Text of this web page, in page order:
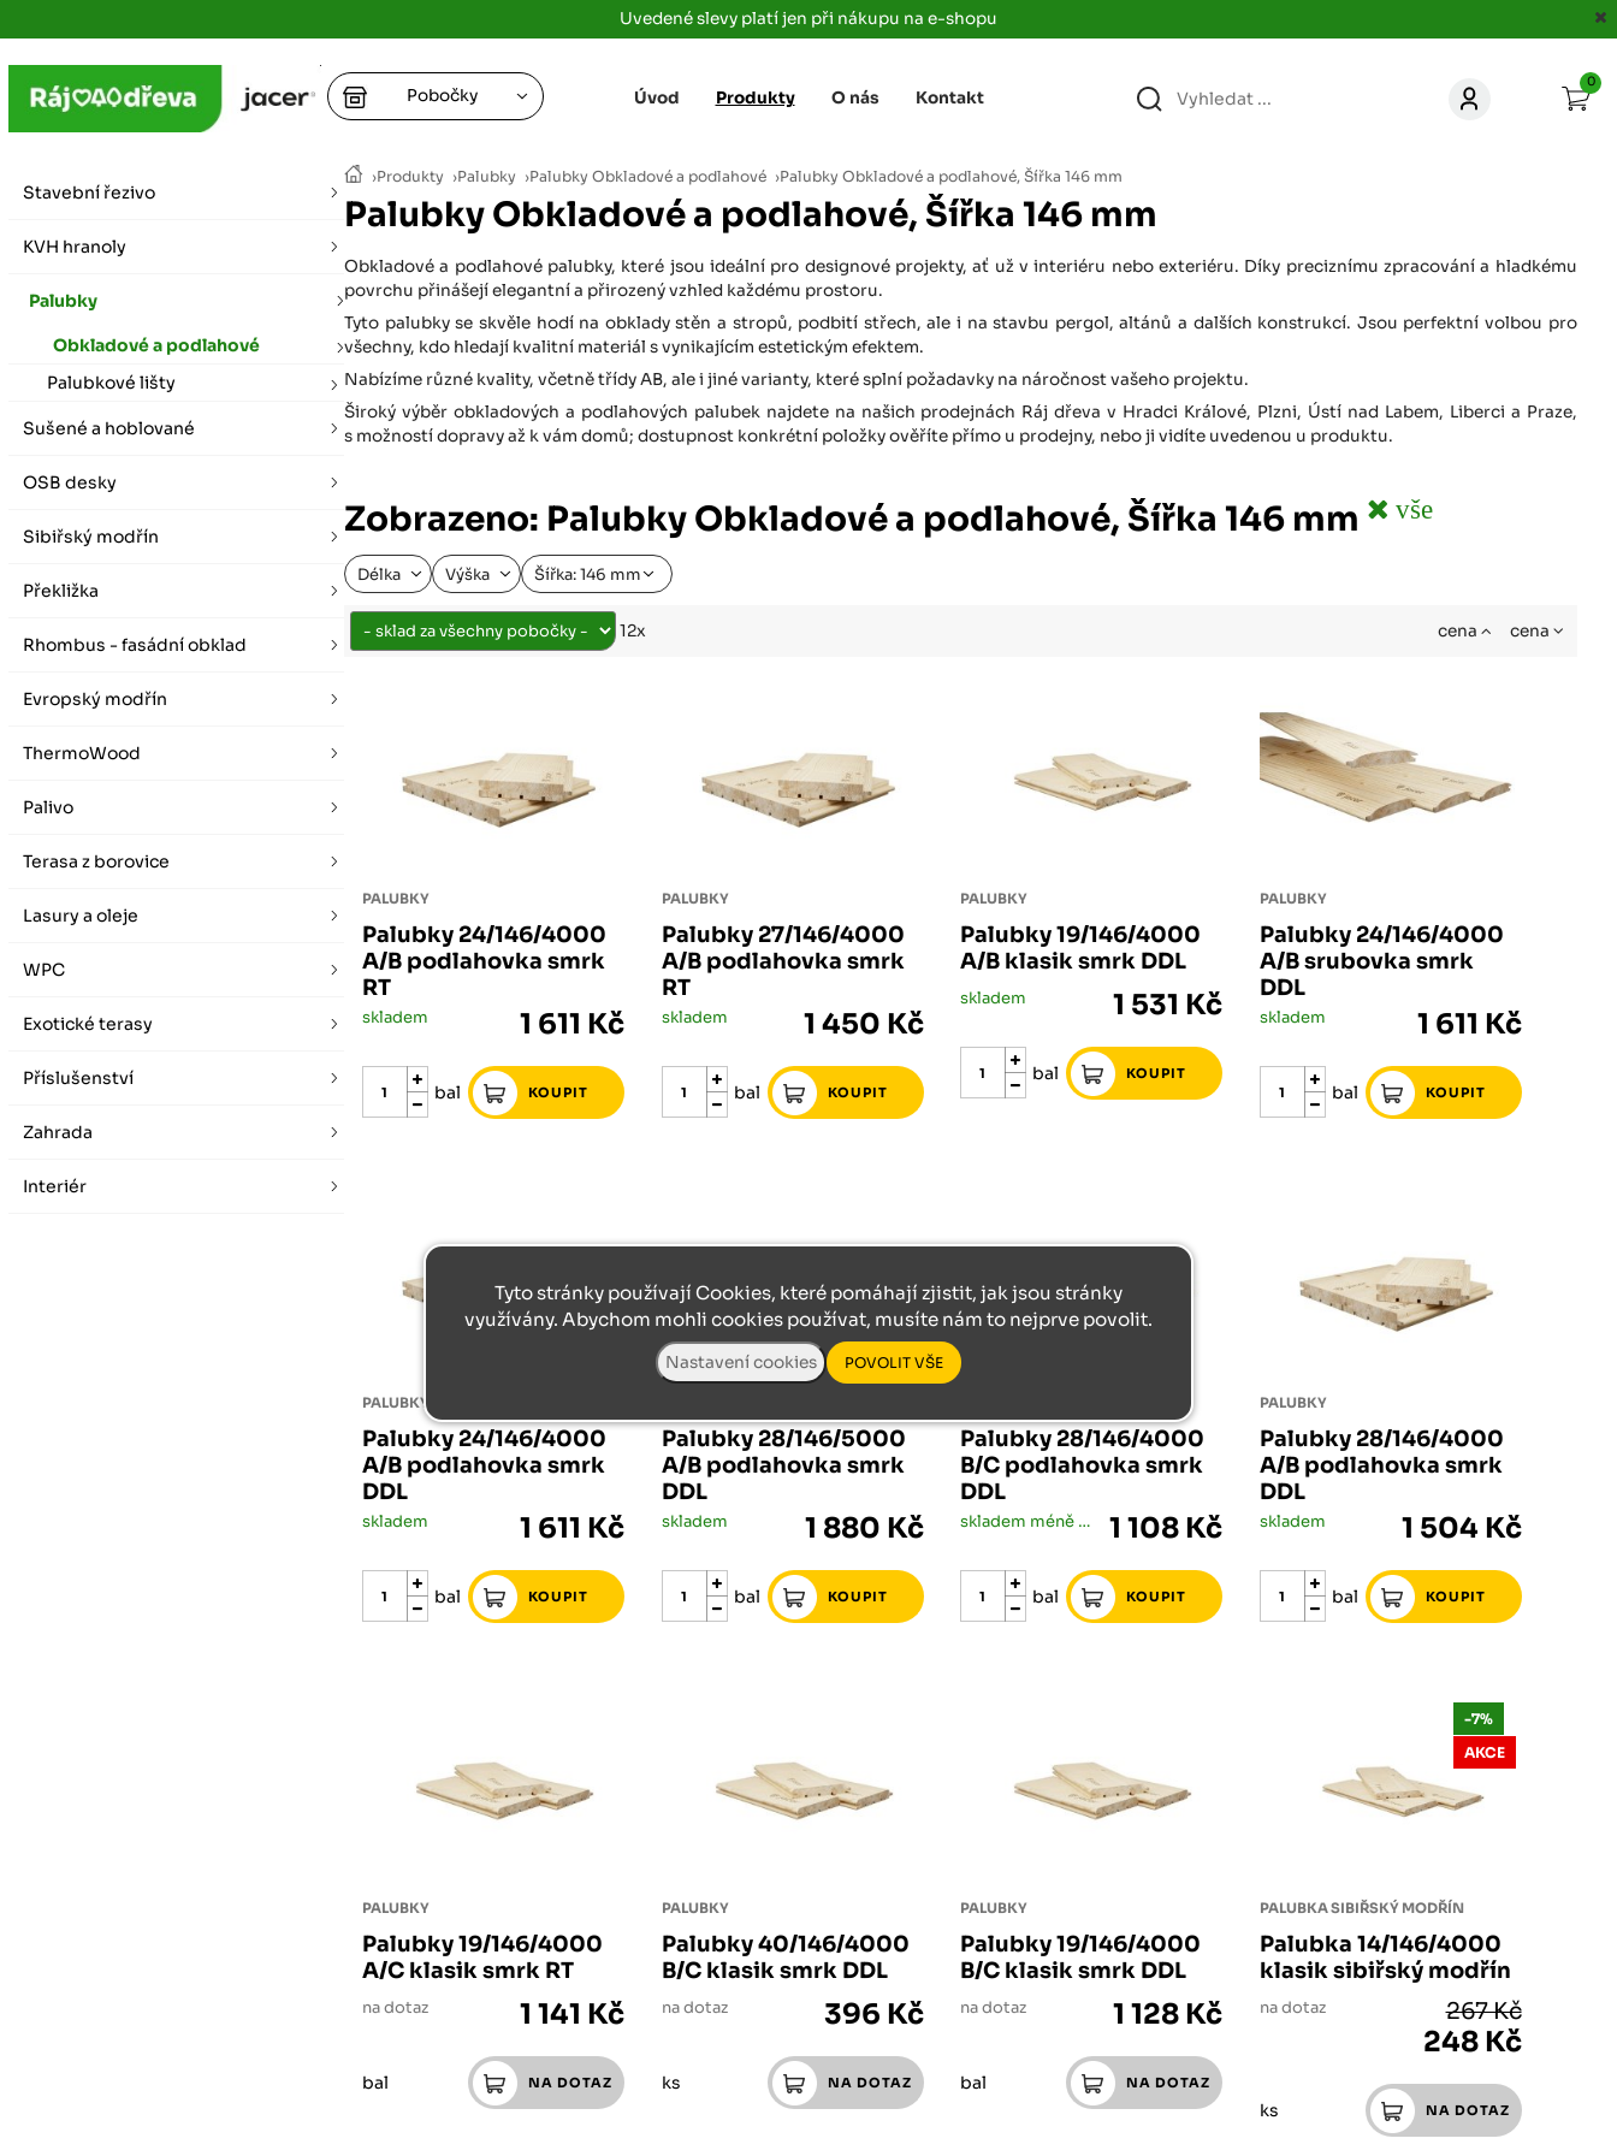
Uvedené slevy platí jen při nákupu na e-shopu
›Produkty ›Palubky ›Palubky Obkladové a podlahové ›Palubky Obkladové a podlahové, Šířka 146 mm
Palubky Obkladové a podlahové, Šířka 146 mm
Obkladové a podlahové palubky, které jsou ideální pro designové projekty, ať už v interiéru nebo exteriéru. Díky preciznímu zpracování a hladkému
povrchu přinášejí elegantní a přirozený vzhled každému prostoru.
Tyto palubky se skvěle hodí na obklady stěn a stropů, podbití střech, ale i na stavbu pergol, altánů a dalších konstrukcí. Jsou perfektní volbou pro
všechny, kdo hledají kvalitní materiál s vynikajícím estetickým efektem.
Nabízíme různé kvality, včetně třídy AB, ale i jiné varianty, které splní požadavky na náročnost vašeho projektu.
Široký výběr obkladových a podlahových palubek najdete na našich prodejnách Ráj dřeva v Hradci Králové, Plzni, Ústí nad Labem, Liberci a Praze,
s možností dopravy až k vám domů; dostupnost konkrétní položky ověříte přímo u prodejny, nebo ji vidíte uvedenou u produktu.
Zobrazeno: Palubky Obkladové a podlahové, Šířka 146 mm vše
Délka Výška Šířka: 146 mm
12x cena cena
PALUBKY
Palubky 24/146/4000
A/B podlahovka smrk
RT
skladem 1 611 Kč
bal
PALUBKY
Palubky 27/146/4000
A/B podlahovka smrk
RT
skladem 1 450 Kč
bal
PALUBKY
Palubky 19/146/4000
A/B klasik smrk DDL
skladem 1 531 Kč
bal
PALUBKY
Palubky 24/146/4000
A/B srubovka smrk
DDL
skladem 1 611 Kč
bal
PALUBKY
Palubky 24/146/4000
A/B podlahovka smrk
DDL
skladem 1 611 Kč
bal
Palubky 28/146/5000
A/B podlahovka smrk
DDL
skladem 1 880 Kč
bal
Palubky 28/146/4000
B/C podlahovka smrk
DDL
skladem méně než 5 bal 1 108 Kč
bal
PALUBKY
Palubky 28/146/4000
A/B podlahovka smrk
DDL
skladem 1 504 Kč
bal
PALUBKY
Palubky 19/146/4000
A/C klasik smrk RT
na dotaz 1 141 Kč
bal
PALUBKY
Palubky 40/146/4000
B/C klasik smrk DDL
na dotaz 396 Kč
ks
PALUBKY
Palubky 19/146/4000
B/C klasik smrk DDL
na dotaz 1 128 Kč
bal
PALUBKA SIBIŘSKÝ MODŘÍN
Palubka 14/146/4000
klasik sibiřský modřín
-7%
AKCE
na dotaz 267 Kč
248 Kč
ks
Stavební řezivo
KVH hranoly
Palubky
Obkladové a podlahové
Palubkové lišty
Sušené a hoblované
OSB desky
Sibiřský modřín
Překližka
Rhombus - fasádní obklad
Evropský modřín
ThermoWood
Palivo
Terasa z borovice
Lasury a oleje
WPC
Exotické terasy
Příslušenství
Zahrada
Interiér
Úvod Produkty O nás Kontakt
0
Pobočky
+
+
Po-Pá 07:00 - 16:00, So 08:00 - 12:00 (ne Liberec)
Po-Pá 08:00 - 16:00, So 08:00 - 12:00 (ne Liberec)
vybírat zde
Ústí nad Labem, 400 01
rajdrevausti
jacer.cz
vybírat zde
Rovná 181
Březhrad, Hradec Králové, 503 32
rajdrevahradec
jacer.cz
Praha
vybírat zde
Tůmovka 110
(Za čerpací stanicí TANK ONO)
+420 734 850 860
Plzeň
Rokycanská 2656/2,
(parkoviště Albert)
+420 603 162 667
rajdrevaplzen
jacer.cz
KONTAKT
Liberec
Partyzánská
(na konci ulice u zrcadla)
+420 733 733 060
rajdrevaliberec
jacer.cz
KONTAKT
Tyto stránky používají Cookies, které pomáhají zjistit, jak jsou stránky
využívány. Abychom mohli cookies používat, musíte nám to nejprve povolit.